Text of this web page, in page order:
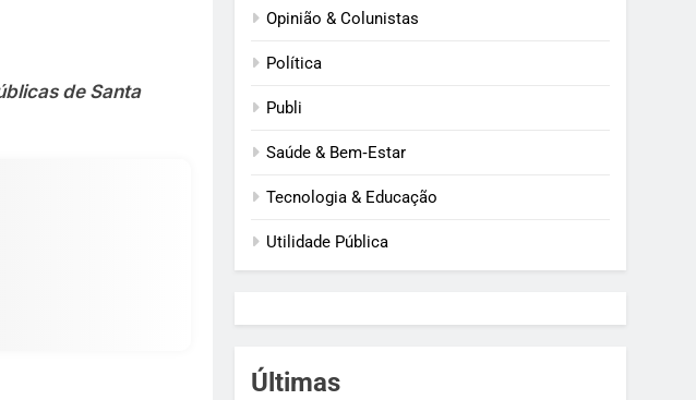
de Santa
Opinião & Colunistas
Política
Publi
Saúde & Bem‑Estar
Tecnologia & Educação
Utilidade Pública
Últimas